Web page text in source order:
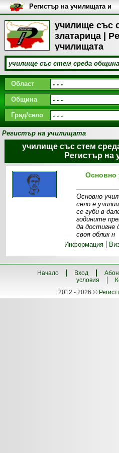
училище със
златарица |
училищата
Регистър на училищата и
университетите в България
Област
Община
Град/село
Регистър на училищата
училище със стем
Регистър на
Основно
Основно
село е
се губи в
годините
да достигне
своя облик н
Информация
Начало Вход
условия
2012 - 2026 ©